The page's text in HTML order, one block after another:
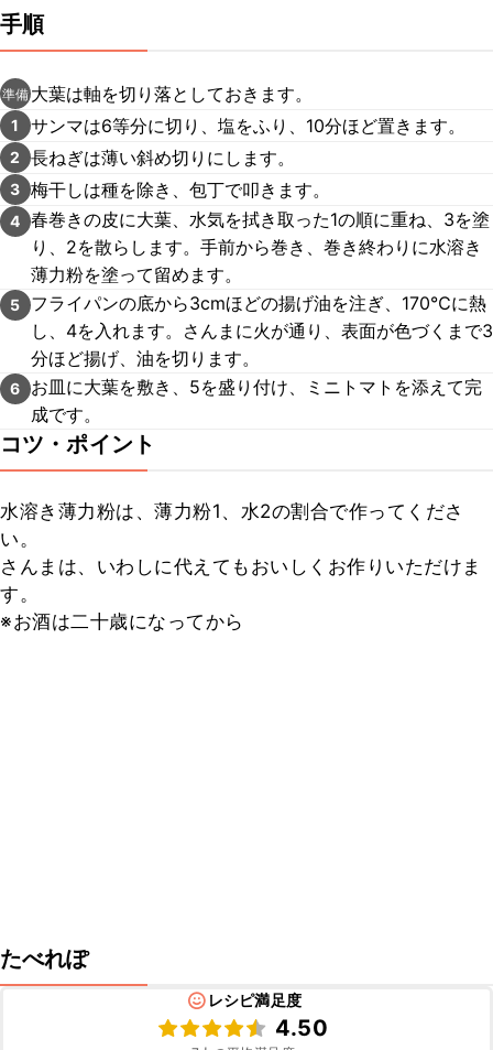
手順
準備 大葉は軸を切り落としておきます。
1 サンマは6等分に切り、塩をふり、10分ほど置きます。
2 長ねぎは薄い斜め切りにします。
3 梅干しは種を除き、包丁で叩きます。
4 春巻きの皮に大葉、水気を拭き取った1の順に重ね、3を塗
り、2を散らします。手前から巻き、巻き終わりに水溶き
薄力粉を塗って留めます。
5
フライパンの底から3cmほどの揚げ油を注ぎ、170℃に熱
し、4を入れます。さんまに火が通り、表面が色づくまで3
分ほど揚げ、油を切ります。
6
お皿に大葉を敷き、5を盛り付け、ミニトマトを添えて完
成です。
コツ・ポイント
水溶き薄力粉は、薄力粉1、水2の割合で作ってくださ
い。
さんまは、いわしに代えてもおいしくお作りいただけま
す。
※お酒は二十歳になってから
たべれぽ
レシピ満足度
4.50